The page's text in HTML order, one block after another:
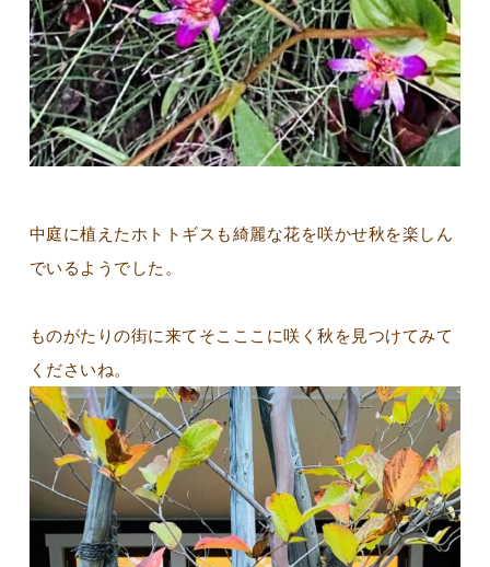
中庭に植えたホトトギスも綺麗な花を咲かせ秋を楽しん
でいるようでした。
ものがたりの街に来てそこここに咲く秋を見つけてみて
くださいね。